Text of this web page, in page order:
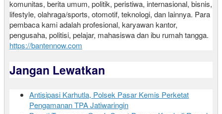
komunitas, berita umum, politik, peristiwa, internasional, bisnis,
lifestyle, olahraga/sports, otomotif, teknologi, dan lainnya. Para
pembaca kami adalah profesional, karyawan kantor,
pengusaha, politisi, pelajar, mahasiswa dan ibu rumah tangga.
https://bantennow.com
Jangan Lewatkan
Antisipasi Karhutla, Polsek Pasar Kemis Perketat
Pengamanan TPA Jatiwaringin